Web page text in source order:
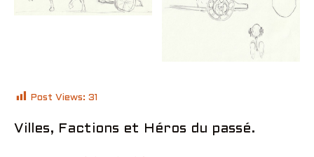
Post Views: 31
Villes, Factions et Héros du passé.